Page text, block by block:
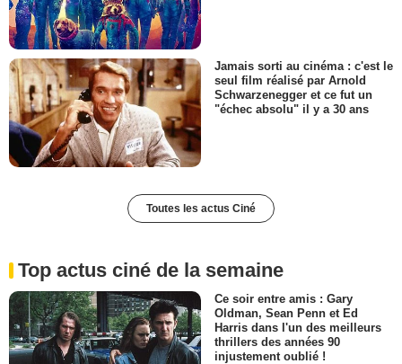
Jamais sorti au cinéma : c'est le
seul film réalisé par Arnold
Schwarzenegger et ce fut un
"échec absolu" il y a 30 ans
Toutes les actus Ciné
Top actus ciné de la semaine
Ce soir entre amis : Gary
Oldman, Sean Penn et Ed
Harris dans l'un des meilleurs
thrillers des années 90
injustement oublié !